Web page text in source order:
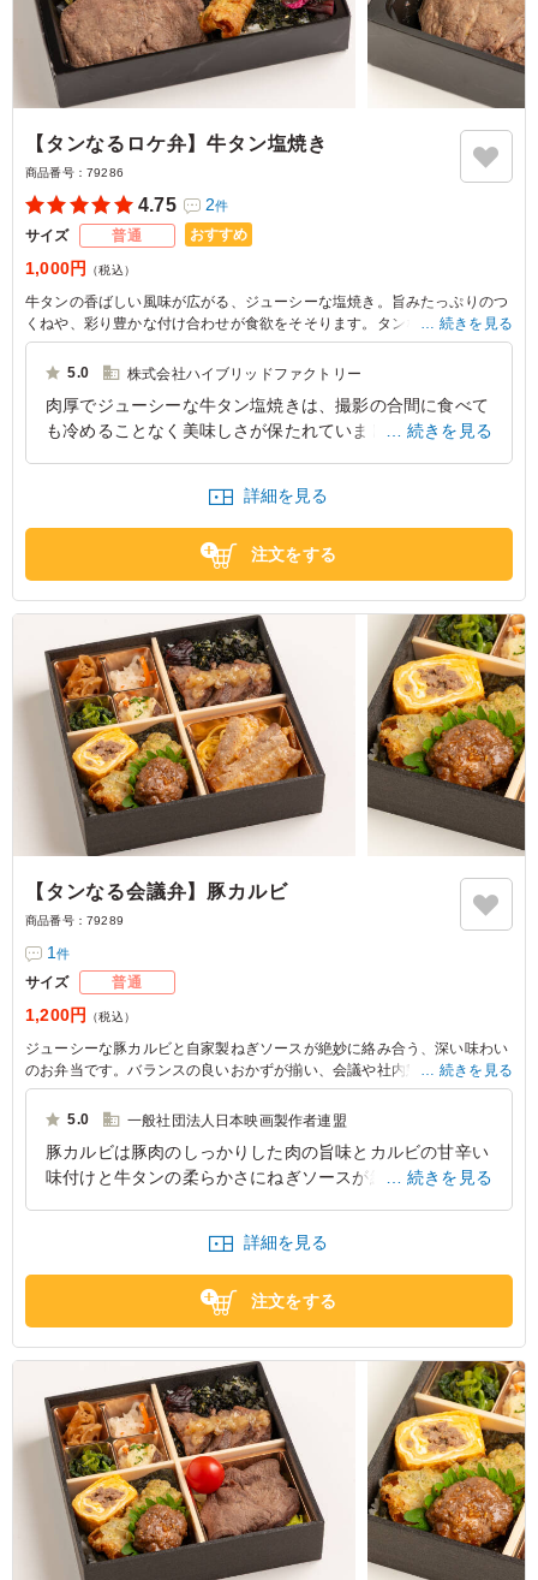
【タンなるロケ弁】牛タン塩焼き
商品番号： 79286
4.75 2件
サイズ 普通 おすすめ
1,000円 （税込）
牛タンの香ばしい風味が広がる、ジューシーな塩焼き。旨みたっぷりのつ
くねや、彩り豊かな付け合わせが食欲をそそります。タンなる海苔弁のロ
ケ弁は、撮影現場やイベントに最適な選択です。大切なひとときを美味し
さで彩ります。
続きを見る
5.0 株式会社ハイブリッドファクトリー
肉厚でジューシーな牛タン塩焼きは、撮影の合間に食べて
も冷めることなく美味しさが保たれていました。塩加減が
ボリュームも十分で満足度が非常に高かったです。
東京都千代田区丸の内
続きを見る
詳細を見る
注文をする
【タンなる会議弁】豚カルビ
商品番号： 79289
1件
サイズ 普通
1,200円 （税込）
ジューシーな豚カルビと自家製ねぎソースが絶妙に絡み合う、深い味わい
のお弁当です。バランスの良いおかずが揃い、会議や社内懇親ランチにぴ
ったりな一品。タンなる海苔弁の特別な味をぜひご賞味ください。
続きを見る
5.0 一般社団法人日本映画製作者連盟
豚カルビは豚肉のしっかりした肉の旨味とカルビの甘辛い
味付けと牛タンの柔らかさにねぎソースが絡みついてご飯
東京都中央区日本橋2026/07/25
続きを見る
詳細を見る
注文をする